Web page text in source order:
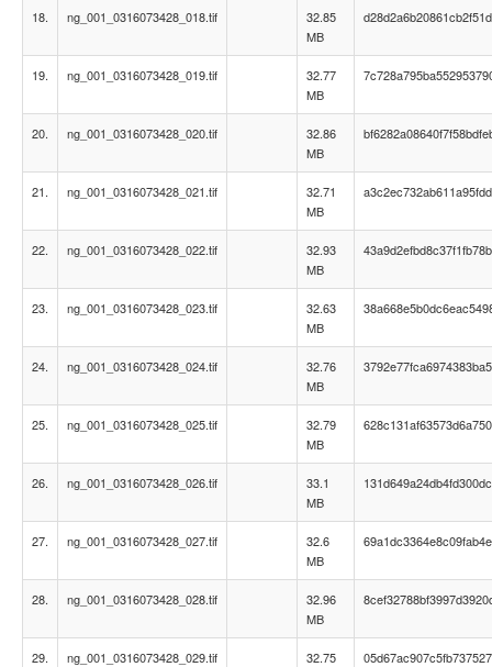
18. ng_001_0316073428_018.tif
32.85
MB
19. ng_001_0316073428_019.tif
32.77
MB
20. ng_001_0316073428_020.tif
32.86
MB
21. ng_001_0316073428_021.tif
32.71
MB
22. ng_001_0316073428_022.tif
32.93
MB
23. ng_001_0316073428_023.tif
32.63
MB
24. ng_001_0316073428_024.tif
32.76
MB
25. ng_001_0316073428_025.tif
32.79
MB
26. ng_001_0316073428_026.tif
33.1
MB
27. ng_001_0316073428_027.tif
32.6
MB
28. ng_001_0316073428_028.tif
32.96
MB
29. ng_001_0316073428_029.tif
32.75